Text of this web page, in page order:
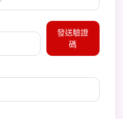
發送驗證
碼